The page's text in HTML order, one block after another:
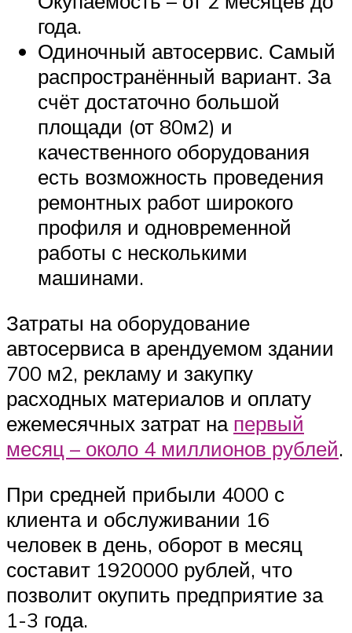
года.
Одиночный автосервис. Самый
распространённый вариант. За
счёт достаточно большой
площади (от 80м2) и
качественного оборудования
есть возможность проведения
ремонтных работ широкого
профиля и одновременной
работы с несколькими
машинами.
Затраты на оборудование
автосервиса в арендуемом здании
700 м2, рекламу и закупку
расходных материалов и оплату
ежемесячных затрат на первый
месяц – около 4 миллионов рублей.
При средней прибыли 4000 с
клиента и обслуживании 16
человек в день, оборот в месяц
составит 1920000 рублей, что
позволит окупить предприятие за
1-3 года.